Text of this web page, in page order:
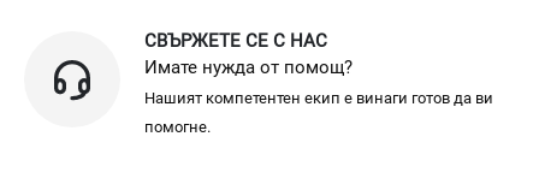
СВЪРЖЕТЕ СЕ С НАС
Имате нужда от помощ?
Нашият компетентен екип е винаги готов да ви
помогне.